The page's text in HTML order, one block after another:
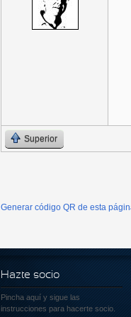
Superior
Generar código QR de esta
Hazte socio
Pincha aquí y sigue las
instrucciones para hacerte socio.